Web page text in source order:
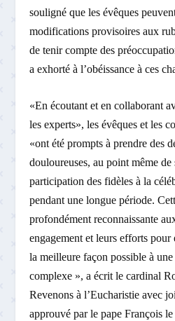
souligné que les évêques
modifications provisoires aux
de tenir compte des
a exhorté à l’obéissance à ces
«En écoutant et en collaborant
les experts», les évêques et les
«ont été prompts à prendre des
douloureuses, au point même de
participation des fidèles à la
pendant une longue période.
profondément reconnaissante
engagement et leurs efforts pour
la meilleure façon possible à
complexe », a écrit le cardinal
Revenons à l’Eucharistie avec
approuvé par le pape François le